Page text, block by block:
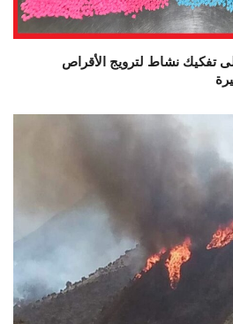
تفكيك نشاط لترويج الأقراص